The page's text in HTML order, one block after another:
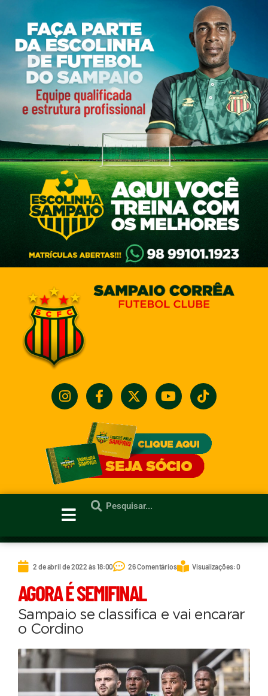
2 de abril de 2022 às 18:00 26 Comentários Visualizações: 0
AGORA É SEMIFINAL
Sampaio se classifica e vai encarar
o Cordino